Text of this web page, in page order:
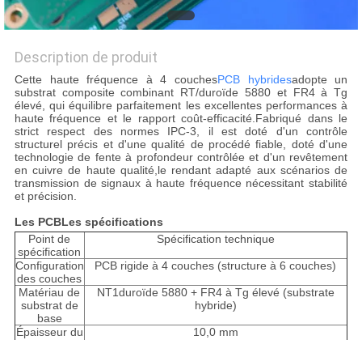
POLITIQUE
DE
CONFIDENTIALITÉ
Description de produit
Cette haute fréquence à 4 couchesPCB hybridesadopte un
substrat composite combinant RT/duroïde 5880 et FR4 à Tg
élevé, qui équilibre parfaitement les excellentes performances à
haute fréquence et le rapport coût-efficacité.Fabriqué dans le
strict respect des normes IPC-3, il est doté d'un contrôle
structurel précis et d'une qualité de procédé fiable, doté d'une
technologie de fente à profondeur contrôlée et d'un revêtement
en cuivre de haute qualité,le rendant adapté aux scénarios de
transmission de signaux à haute fréquence nécessitant stabilité
et précision.
Les PCBLes spécifications
Point de
spécification
Spécification technique
Configuration
des couches
PCB rigide à 4 couches (structure à 6 couches)
Matériau de
substrat de
base
NT1duroïde 5880 + FR4 à Tg élevé (substrate
hybride)
Épaisseur du
10,0 mm